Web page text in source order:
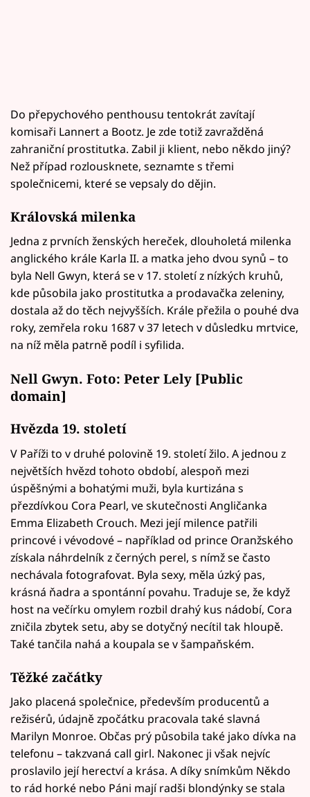
Do přepychového penthousu tentokrát zavítají
komisaři Lannert a Bootz. Je zde totiž zavražděná
zahraniční prostitutka. Zabil ji klient, nebo někdo jiný?
Než případ rozlousknete, seznamte s třemi
společnicemi, které se vepsaly do dějin.
Královská milenka
Jedna z prvních ženských hereček, dlouholetá milenka
anglického krále Karla II. a matka jeho dvou synů – to
byla Nell Gwyn, která se v 17. století z nízkých kruhů,
kde působila jako prostitutka a prodavačka zeleniny,
dostala až do těch nejvyšších. Krále přežila o pouhé dva
roky, zemřela roku 1687 v 37 letech v důsledku mrtvice,
na níž měla patrně podíl i syfilida.
Nell Gwyn. Foto: Peter Lely [Public
domain]
Hvězda 19. století
V Paříži to v druhé polovině 19. století žilo. A jednou z
největších hvězd tohoto období, alespoň mezi
úspěšnými a bohatými muži, byla kurtizána s
přezdívkou Cora Pearl, ve skutečnosti Angličanka
Emma Elizabeth Crouch. Mezi její milence patřili
princové i vévodové – například od prince Oranžského
získala náhrdelník z černých perel, s nímž se často
nechávala fotografovat. Byla sexy, měla úzký pas,
krásná ňadra a spontánní povahu. Traduje se, že když
host na večírku omylem rozbil drahý kus nádobí, Cora
zničila zbytek setu, aby se dotyčný necítil tak hloupě.
Také tančila nahá a koupala se v šampaňském.
Těžké začátky
Jako placená společnice, především producentů a
režisérů, údajně zpočátku pracovala také slavná
Marilyn Monroe. Občas prý působila také jako dívka na
telefonu – takzvaná call girl. Nakonec ji však nejvíc
proslavilo její herectví a krása. A díky snímkům Někdo
to rád horké nebo Páni mají radši blondýnky se stala